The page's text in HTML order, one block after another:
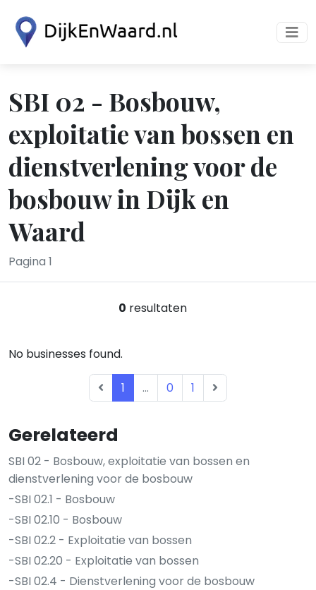
SBI 02 - Bosbouw,
exploitatie van bossen en
dienstverlening voor de
bosbouw in Dijk en
Waard
Pagina 1
Gerelateerd
SBI 02 - Bosbouw, exploitatie van bossen en
dienstverlening voor de bosbouw
-SBI 02.1 - Bosbouw
-SBI 02.10 - Bosbouw
-SBI 02.2 - Exploitatie van bossen
-SBI 02.20 - Exploitatie van bossen
-SBI 02.4 - Dienstverlening voor de bosbouw
0 resultaten
No businesses found.
1 ... 0 1